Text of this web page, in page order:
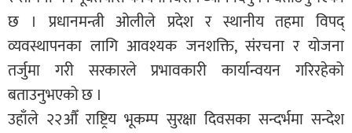
छ । प्रधानमन्त्री ओलीले प्रदेश र स्थानीय तहमा विपद्
व्यवस्थापनका लागि आवश्यक जनशक्ति, संरचना र योजना
तर्जुमा गरी सरकारले प्रभावकारी कार्यान्वयन गरिरहेको
बताउनुभएको छ ।
उहाँले २२औँ राष्ट्रिय भूकम्प सुरक्षा दिवसका सन्दर्भमा सन्देश